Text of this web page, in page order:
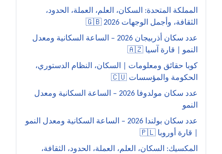
المملكة المتحدة: السكان، العلم، العملة، الحدود،
الثقافة، وأجمل الوجهات 2026 🇬🇧
عدد سكان أذربيجان 2026 – الساعة السكانية ومعدل
النمو | قارة آسيا 🇦🇿
كوبا حقائق ومعلومات | السكان، النظام الدستوري،
الحكومة والمؤسسات 🇨🇺
عدد سكان مولدوفا 2026 – الساعة السكانية ومعدل
النمو
عدد سكان بولندا 2026 – الساعة السكانية ومعدل النمو
| قارة أوروبا 🇵🇱
المكسيك: السكان، العلم، العملة، الحدود، الثقافة،